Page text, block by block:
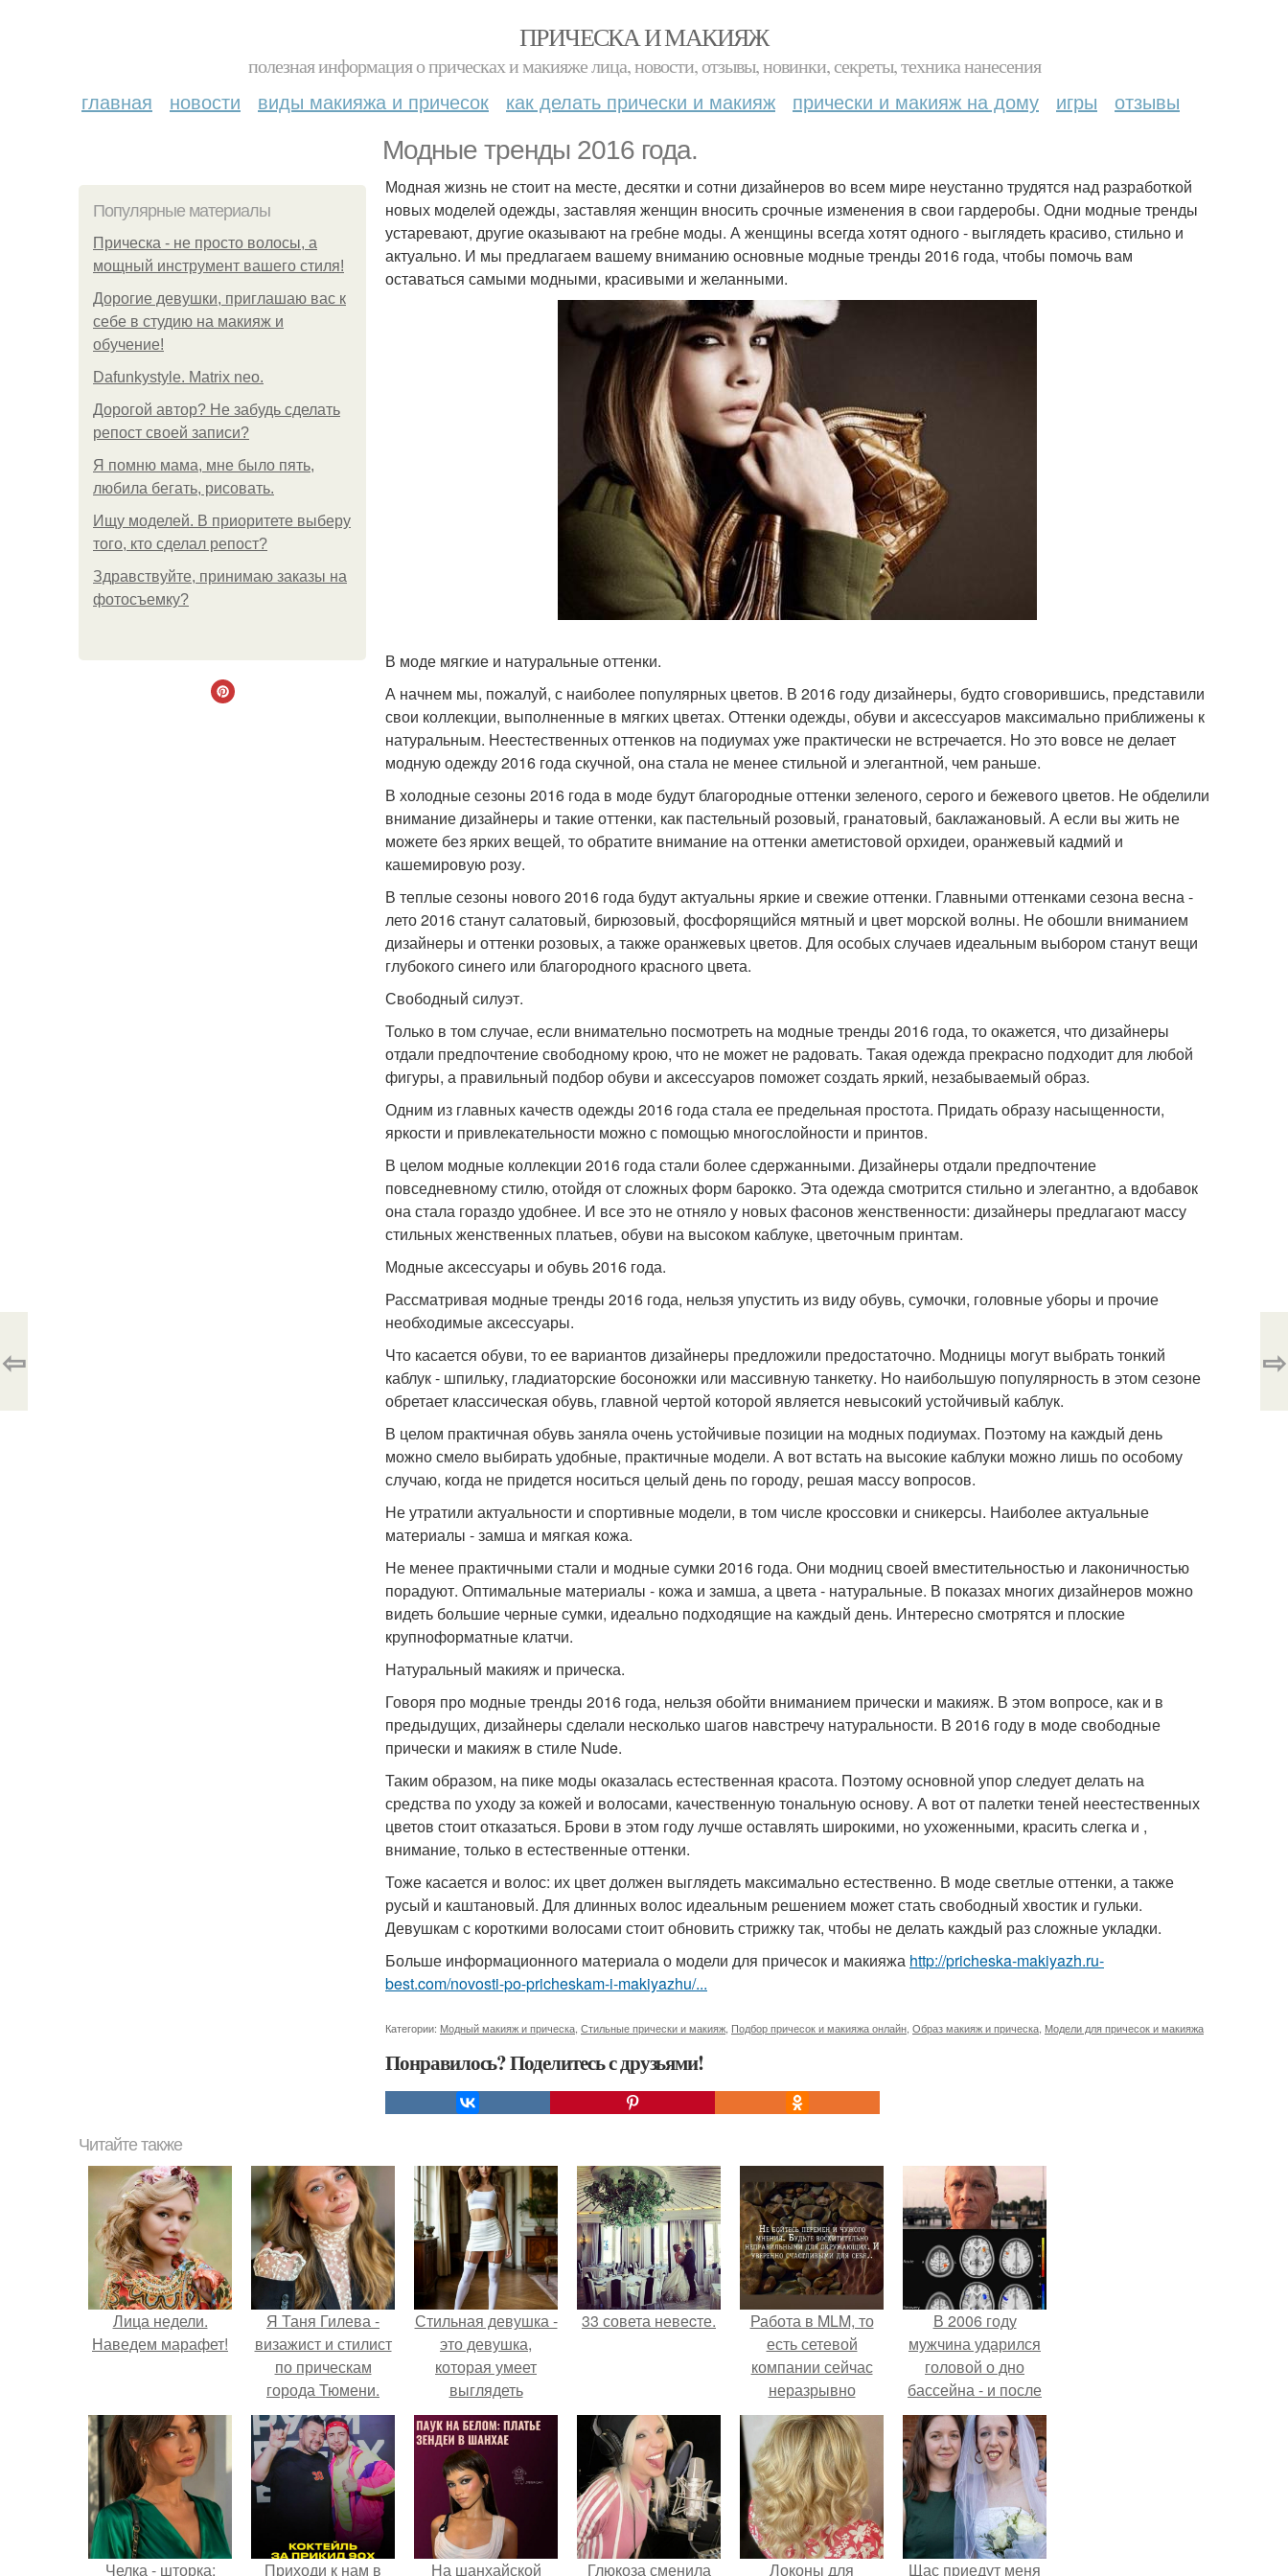
ПРИЧЕСКА И МАКИЯЖ
полезная информация о прическах и макияже лица, новости, отзывы, новинки, секреты, техника нанесения
главная новости виды макияжа и причесок как делать прически и макияж прически и макияж на дому игры отзывы
Модные тренды 2016 года.
Популярные материалы
Прическа - не просто волосы, а
мощный инструмент вашего стиля!
Дорогие девушки, приглашаю вас к
себе в студию на макияж и
обучение!
Dafunkystyle. Matrix neo.
Дорогой автор? Не забудь сделать
репост своей записи?
Я помню мама, мне было пять,
любила бегать, рисовать.
Ищу моделей. В приоритете выберу
того, кто сделал репост?
Здравствуйте, принимаю заказы на
фотосъемку?
Модная жизнь не стоит на месте, десятки и сотни дизайнеров во всем мире неустанно трудятся над разработкой
новых моделей одежды, заставляя женщин вносить срочные изменения в свои гардеробы. Одни модные тренды
устаревают, другие оказывают на гребне моды. А женщины всегда хотят одного - выглядеть красиво, стильно и
актуально. И мы предлагаем вашему вниманию основные модные тренды 2016 года, чтобы помочь вам
оставаться самыми модными, красивыми и желанными.
В моде мягкие и натуральные оттенки.
А начнем мы, пожалуй, с наиболее популярных цветов. В 2016 году дизайнеры, будто сговорившись, представили
свои коллекции, выполненные в мягких цветах. Оттенки одежды, обуви и аксессуаров максимально приближены к
натуральным. Неестественных оттенков на подиумах уже практически не встречается. Но это вовсе не делает
модную одежду 2016 года скучной, она стала не менее стильной и элегантной, чем раньше.
В холодные сезоны 2016 года в моде будут благородные оттенки зеленого, серого и бежевого цветов. Не обделили
внимание дизайнеры и такие оттенки, как пастельный розовый, гранатовый, баклажановый. А если вы жить не
можете без ярких вещей, то обратите внимание на оттенки аметистовой орхидеи, оранжевый кадмий и
кашемировую розу.
В теплые сезоны нового 2016 года будут актуальны яркие и свежие оттенки. Главными оттенками сезона весна -
лето 2016 станут салатовый, бирюзовый, фосфорящийся мятный и цвет морской волны. Не обошли вниманием
дизайнеры и оттенки розовых, а также оранжевых цветов. Для особых случаев идеальным выбором станут вещи
глубокого синего или благородного красного цвета.
Свободный силуэт.
Только в том случае, если внимательно посмотреть на модные тренды 2016 года, то окажется, что дизайнеры
отдали предпочтение свободному крою, что не может не радовать. Такая одежда прекрасно подходит для любой
фигуры, а правильный подбор обуви и аксессуаров поможет создать яркий, незабываемый образ.
Одним из главных качеств одежды 2016 года стала ее предельная простота. Придать образу насыщенности,
яркости и привлекательности можно с помощью многослойности и принтов.
В целом модные коллекции 2016 года стали более сдержанными. Дизайнеры отдали предпочтение
повседневному стилю, отойдя от сложных форм барокко. Эта одежда смотрится стильно и элегантно, а вдобавок
она стала гораздо удобнее. И все это не отняло у новых фасонов женственности: дизайнеры предлагают массу
стильных женственных платьев, обуви на высоком каблуке, цветочным принтам.
Модные аксессуары и обувь 2016 года.
Рассматривая модные тренды 2016 года, нельзя упустить из виду обувь, сумочки, головные уборы и прочие
необходимые аксессуары.
Что касается обуви, то ее вариантов дизайнеры предложили предостаточно. Модницы могут выбрать тонкий
каблук - шпильку, гладиаторские босоножки или массивную танкетку. Но наибольшую популярность в этом сезоне
обретает классическая обувь, главной чертой которой является невысокий устойчивый каблук.
В целом практичная обувь заняла очень устойчивые позиции на модных подиумах. Поэтому на каждый день
можно смело выбирать удобные, практичные модели. А вот встать на высокие каблуки можно лишь по особому
случаю, когда не придется носиться целый день по городу, решая массу вопросов.
Не утратили актуальности и спортивные модели, в том числе кроссовки и сникерсы. Наиболее актуальные
материалы - замша и мягкая кожа.
Не менее практичными стали и модные сумки 2016 года. Они модниц своей вместительностью и лаконичностью
порадуют. Оптимальные материалы - кожа и замша, а цвета - натуральные. В показах многих дизайнеров можно
видеть большие черные сумки, идеально подходящие на каждый день. Интересно смотрятся и плоские
крупноформатные клатчи.
Натуральный макияж и прическа.
Говоря про модные тренды 2016 года, нельзя обойти вниманием прически и макияж. В этом вопросе, как и в
предыдущих, дизайнеры сделали несколько шагов навстречу натуральности. В 2016 году в моде свободные
прически и макияж в стиле Nude.
Таким образом, на пике моды оказалась естественная красота. Поэтому основной упор следует делать на
средства по уходу за кожей и волосами, качественную тональную основу. А вот от палетки теней неестественных
цветов стоит отказаться. Брови в этом году лучше оставлять широкими, но ухоженными, красить слегка и ,
внимание, только в естественные оттенки.
Тоже касается и волос: их цвет должен выглядеть максимально естественно. В моде светлые оттенки, а также
русый и каштановый. Для длинных волос идеальным решением может стать свободный хвостик и гульки.
Девушкам с короткими волосами стоит обновить стрижку так, чтобы не делать каждый раз сложные укладки.
Больше информационного материала о модели для причесок и макияжа http://pricheska-makiyazh.ru-
best.com/novosti-po-pricheskam-i-makiyazhu/...
Категории: Модный макияж и прическа Стильные прически и макияж Подбор причесок и макияжа онлайн Образ макияж и прическа Модели для причесок и макияжа
Понравилось? Поделитесь с друзьями!
⇦ ⇨
Читайте также
Лица недели.
Наведем марафет!
Я Таня Гилева -
визажист и стилист
по прическам
города Тюмени.
Стильная девушка -
это девушка,
которая умеет
выглядеть
привлекательно и
элегантно в любои
ситуации.
33 совета невеcте.
Работа в MLM, то
есть сетевой
компании сейчас
неразрывно
связана с создание
своего контента,
своей страницы в
соц сетях.
В 2006 году
мужчина ударился
головой о дно
бассейна - и после
этого его жизнь
изменилась самым
странным образом.
Челка - шторка: Приходи к нам в На шанхайской Глюкоза сменила Локоны для Щас приедут меня